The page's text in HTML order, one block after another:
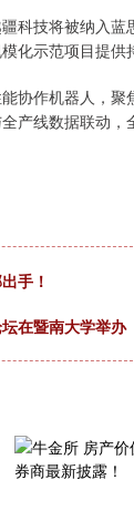
科技将被纳入
化示范项目提供
协作机器人，
产线数据联动，
手！
在暨南大学举办
43.13